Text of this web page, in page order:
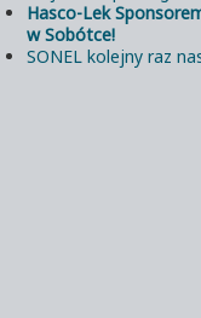
Hasco-Lek
w Sobótce!
SONEL kolejny raz